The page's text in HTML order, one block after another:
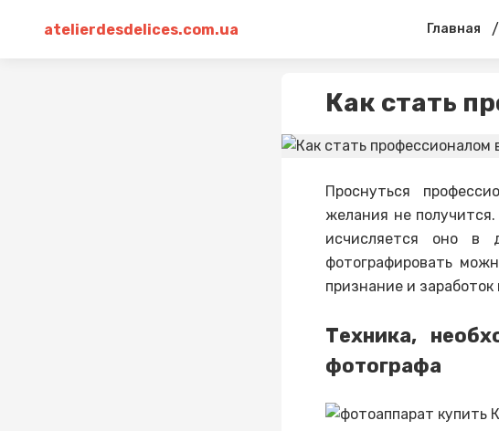
atelierdesdelices.com.ua Главная /
Как стать
Проснуться
желания не
исчисляется оно в
фотографировать
признание и
Техника,
фотографа